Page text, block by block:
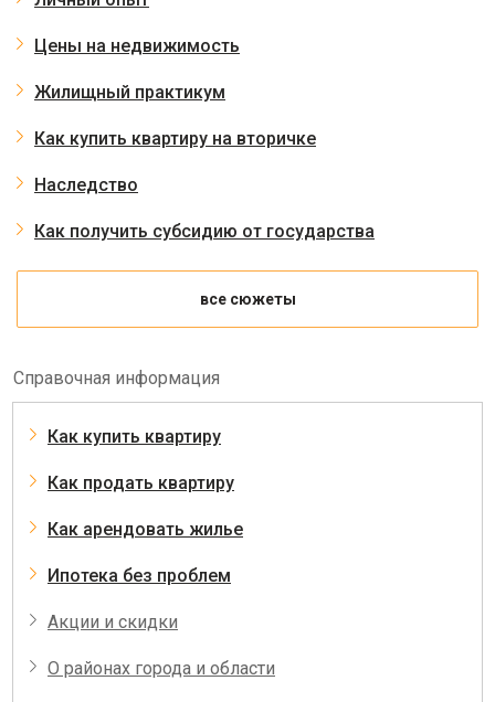
Цены на недвижимость
Жилищный практикум
Как купить квартиру на вторичке
Наследство
Как получить субсидию от государства
все сюжеты
Справочная информация
Как купить квартиру
Как продать квартиру
Как арендовать жилье
Ипотека без проблем
Акции и скидки
О районах города и области